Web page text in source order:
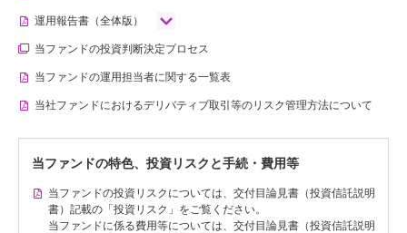
運用報告書（全体版）
当ファンドの投資判断決定プロセス
当ファンドの運用担当者に関する一覧表
当社ファンドにおけるデリバティブ取引等のリスク管理方法について
当ファンドの特色、投資リスクと手続・費用等
当ファンドの投資リスクについては、交付目論見書（投資信託説明
書）記載の「投資リスク」をご覧ください。
当ファンドに係る費用等については、交付目論見書（投資信託説明